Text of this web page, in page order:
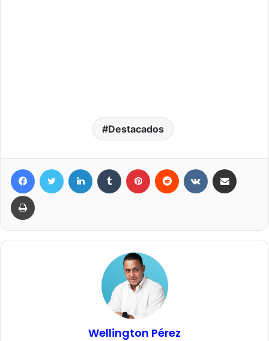
Destacados
FacebookTwitter LinkedIn Tumblr Pinterest Reddit VKontakte
Imprimir
Wellington Pérez